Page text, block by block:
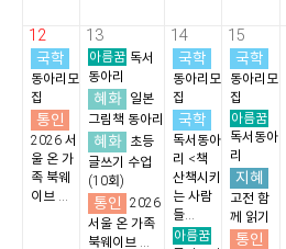
12
국학
동아리모
집
통인
2026 서
울 온 가
족 북웨
이브 ...
13
아름꿈 독서
동아리
혜화
일본
그림책 동아리
혜화
초등
글쓰기 수업
(10회)
통인
2026
서울 온 가족
북웨이브 ...
14
국학
동아리모
집
국학
독서동아
리 <책
산책시키
는 사람
들...
아름꿈
15
국학
동아리모
집
아름꿈
독서동아
리
지혜
고전 함
께 읽기
통인